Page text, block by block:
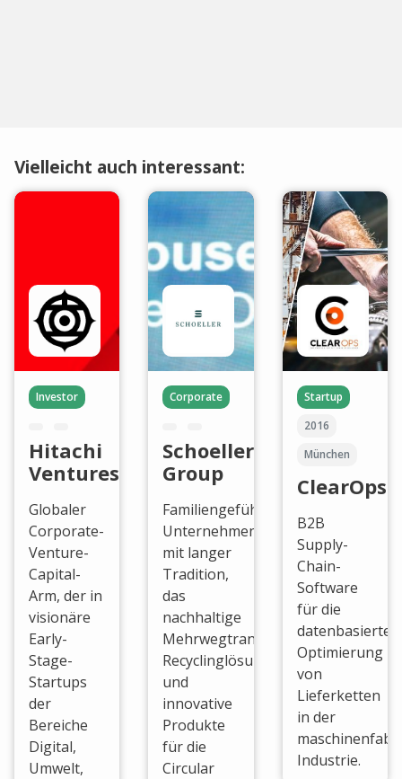
Vielleicht auch interessant:
Investor
Hitachi
Ventures
Globaler
Corporate-
Venture-
Capital-
Arm, der in
visionäre
Early-
Stage-
Startups
der
Bereiche
Digital,
Umwelt,
Corporate
Schoeller
Group
Familiengeführtes
Unternehmen
mit langer
Tradition,
das
nachhaltige
Mehrwegtransportverpackungen,
Recyclinglösungen
und
innovative
Produkte
für die
Circular
Startup
2016
München
ClearOps
B2B
Supply-
Chain-
Software
für die
datenbasierte
Optimierung
von
Lieferketten
in der
Industrie.